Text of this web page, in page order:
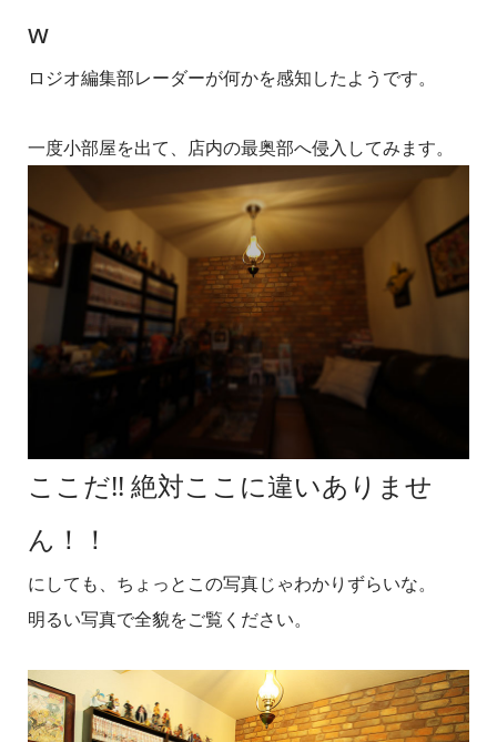
w
ロジオ編集部レーダーが何かを感知したようです。
一度小部屋を出て、店内の最奥部へ侵入してみます。
ここだ!! 絶対ここに違いありませ
ん！！
にしても、ちょっとこの写真じゃわかりずらいな。
明るい写真で全貌をご覧ください。